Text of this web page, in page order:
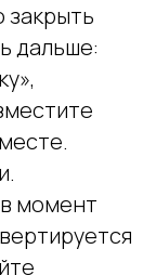
закрыть
дальше:
момент